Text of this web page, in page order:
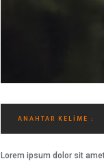
ANAHTAR KELIME :
Lorem ipsum dolor sit